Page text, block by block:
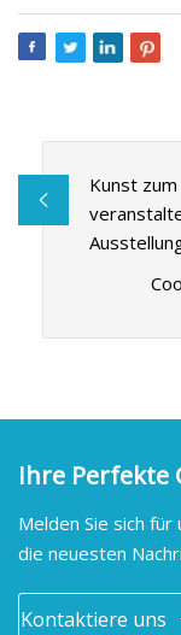
Kunst
Ihre Perfekte
Melden Sie sich
die neuesten
Kontaktiere uns